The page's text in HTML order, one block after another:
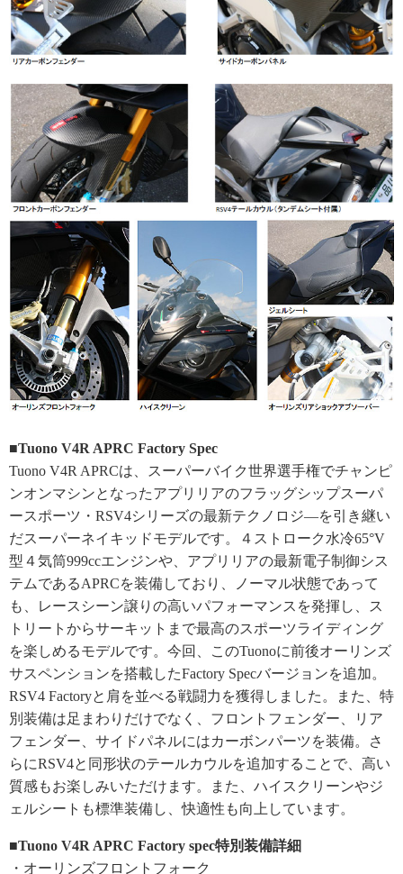
■Tuono V4R APRC Factory Spec
Tuono V4R APRCは、スーパーバイク世界選手権でチャンピ
ンオンマシンとなったアプリリアのフラッグシップスーパ
ースポーツ・RSV4シリーズの最新テクノロジ―を引き継い
だスーパーネイキッドモデルです。４ストローク水冷65°V
型４気筒999ccエンジンや、アプリリアの最新電子制御シス
テムであるAPRCを装備しており、ノーマル状態であって
も、レースシーン譲りの高いパフォーマンスを発揮し、ス
トリートからサーキットまで最高のスポーツライディング
を楽しめるモデルです。今回、このTuonoに前後オーリンズ
サスペンションを搭載したFactory Specバージョンを追加。
RSV4 Factoryと肩を並べる戦闘力を獲得しました。また、特
別装備は足まわりだけでなく、フロントフェンダー、リア
フェンダー、サイドパネルにはカーボンパーツを装備。さ
らにRSV4と同形状のテールカウルを追加することで、高い
質感もお楽しみいただけます。また、ハイスクリーンやジ
ェルシートも標準装備し、快適性も向上しています。
■Tuono V4R APRC Factory spec特別装備詳細
・オーリンズフロントフォーク